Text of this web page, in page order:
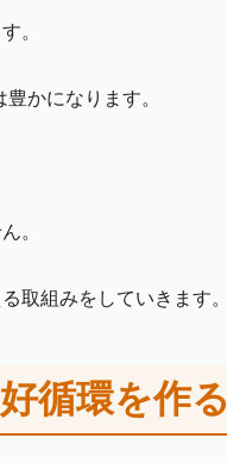
。
かになります。
。
取組みをしていきます。
循環を作る